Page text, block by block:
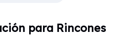
para Rincones